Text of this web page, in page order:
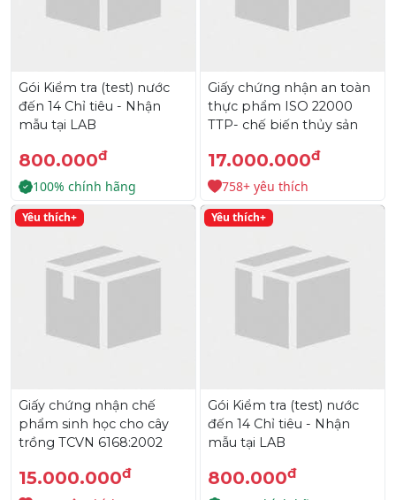
Gói Kiểm tra (test) nước
đến 14 Chỉ tiêu - Nhận
mẫu tại LAB
800.000đ
100% chính hãng
Giấy chứng nhận an toàn
thực phẩm ISO 22000
TTP- chế biến thủy sản
17.000.000đ
758+ yêu thích
Yêu thích+
Giấy chứng nhận chế
phẩm sinh học cho cây
trồng TCVN 6168:2002
15.000.000đ
Yêu thích+
Gói Kiểm tra (test) nước
đến 14 Chỉ tiêu - Nhận
mẫu tại LAB
800.000đ